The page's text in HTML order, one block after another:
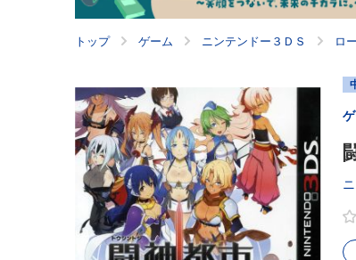
トップ ゲーム ニンテンドー３ＤＳ ロ